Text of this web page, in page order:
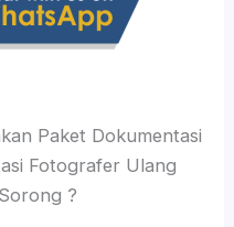
Paket Dokumentasi
Fotografer Ulang
?